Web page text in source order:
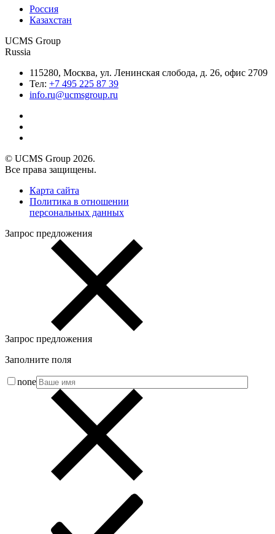
Россия
Казахстан
UCMS Group
Russia
115280, Москва, ул. Ленинская слобода, д. 26, офис 2709
Тел: +7 495 225 87 39
info.ru@ucmsgroup.ru
© UCMS Group 2026.
Все права защищены.
Карта сайта
Политика в отношении
персональных данных
Запрос предложения
Запрос предложения
Заполните поля
none